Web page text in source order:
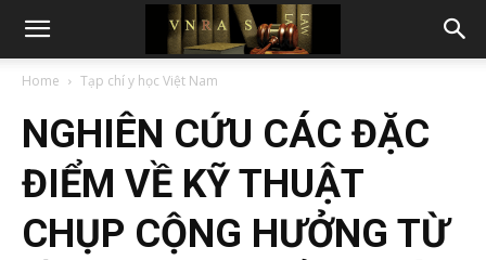
Home Tạp chí y học Việt Nam
NGHIÊN CỨU CÁC ĐẶC
ĐIỂM VỀ KỸ THUẬT
CHỤP CỘNG HƯỞNG TỪ